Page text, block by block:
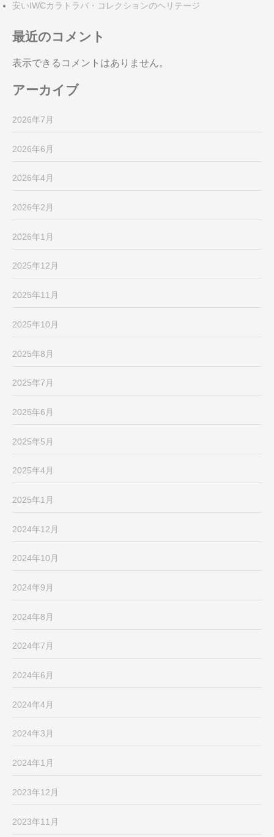
安いIWCカラトラバ・コレクションのヘリテージ
最近のコメント
表示できるコメントはありません。
アーカイブ
2026年7月
2026年6月
2026年4月
2026年2月
2026年1月
2025年12月
2025年11月
2025年10月
2025年8月
2025年7月
2025年6月
2025年5月
2025年4月
2025年1月
2024年12月
2024年10月
2024年9月
2024年8月
2024年7月
2024年6月
2024年4月
2024年3月
2024年1月
2023年12月
2023年11月